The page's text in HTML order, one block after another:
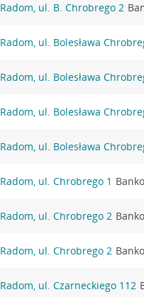
Radom, ul. B. Chrobrego 2
Radom, ul. Bolesława
Radom, ul. Bolesława
Radom, ul. Bolesława
Radom, ul. Bolesława
Radom, ul. Chrobrego 1
Radom, ul. Chrobrego 2
Radom, ul. Chrobrego 2
Radom, ul. Czarneckiego 112